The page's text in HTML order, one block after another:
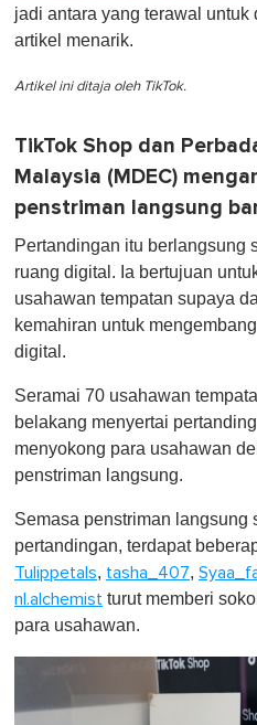
jadi antara yang terawal
artikel menarik.
Artikel ini ditaja oleh TikTok.
TikTok Shop dan
Malaysia (MDEC)
penstriman langsung
Pertandingan itu berlangsung
ruang digital. Ia bertujuan
usahawan tempatan supaya
kemahiran untuk
digital.
Seramai 70 usahawan
belakang menyertai
menyokong para usahawan
penstriman langsung.
Semasa penstriman langsung
pertandingan, terdapat
Tulippetals, tasha_407,
nl.alchemist turut memberi
para usahawan.